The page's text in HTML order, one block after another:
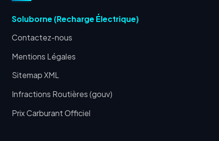
Soluborne (Recharge Électrique)
Contactez-nous
Mentions Légales
Sitemap XML
Infractions Routières (gouv)
Prix Carburant Officiel